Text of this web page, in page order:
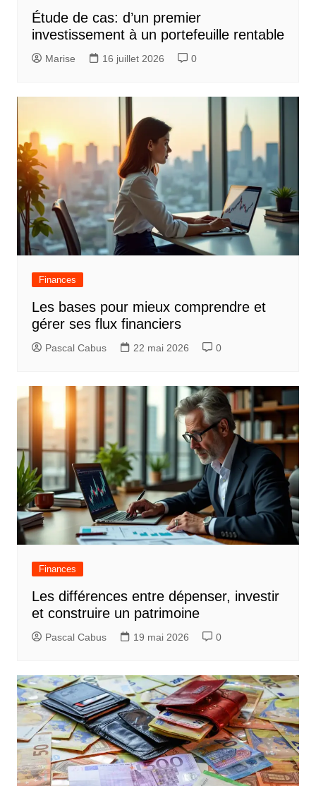
Étude de cas: d’un premier
investissement à un portefeuille rentable
Marise 16 juillet 2026 0
Finances
Les bases pour mieux comprendre et
gérer ses flux financiers
Pascal Cabus 22 mai 2026 0
Finances
Les différences entre dépenser, investir
et construire un patrimoine
Pascal Cabus 19 mai 2026 0